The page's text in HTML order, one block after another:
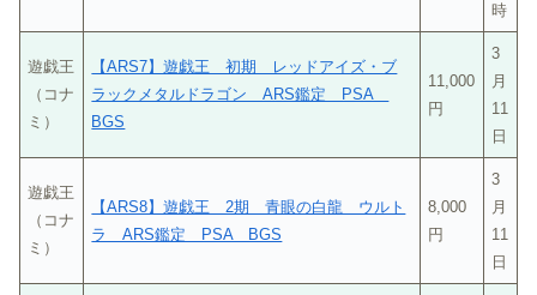
時
遊戯王
（コナ
ミ）
【ARS7】遊戯王 初期 レッドアイズ・ブ
ラックメタルドラゴン ARS鑑定 PSA
BGS
11,000
円
3
月
11
日
遊戯王
（コナ
ミ）
【ARS8】遊戯王 2期 青眼の白龍 ウルト
ラ ARS鑑定 PSA BGS
8,000
円
3
月
11
日